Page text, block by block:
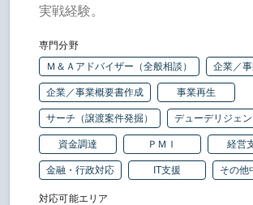
実戦経験。
専門分野
Ｍ＆Ａアドバイザー（全般相談）
企業／
企業／事業概要書作成 事業再生
サーチ（譲渡案件発掘） デューデリジェ
資金調達 ＰＭＩ 経営
金融・行政対応 IT支援 その他
対応可能エリア